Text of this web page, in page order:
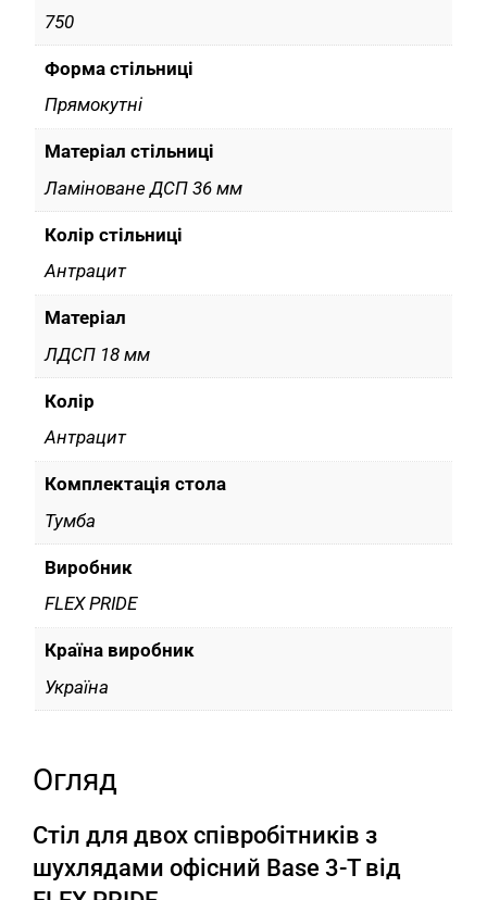
750
Форма стільниці
Прямокутні
Матеріал стільниці
Ламіноване ДСП 36 мм
Колір cтільниці
Антрацит
Матеріал
ЛДСП 18 мм
Колір
Антрацит
Комплектація стола
Тумба
Виробник
FLEX PRIDE
Країна виробник
Україна
Огляд
Стіл для двох співробітників з
шухлядами офісний Base 3-T від